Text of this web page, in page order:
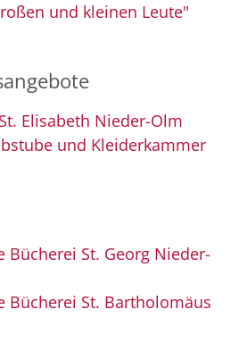
und kleinen Leute"
Elisabeth Nieder-Olm
und Kleiderkammer
Bücherei St. Georg Nieder-
Bücherei St. Bartholomäus